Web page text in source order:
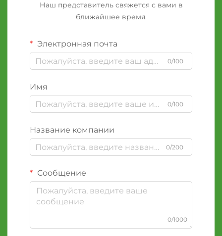
Наш представитель свяжется с вами в
ближайшее время.
Электронная почта
0/100
Имя
0/100
Название компании
0/200
Сообщение
0/1000